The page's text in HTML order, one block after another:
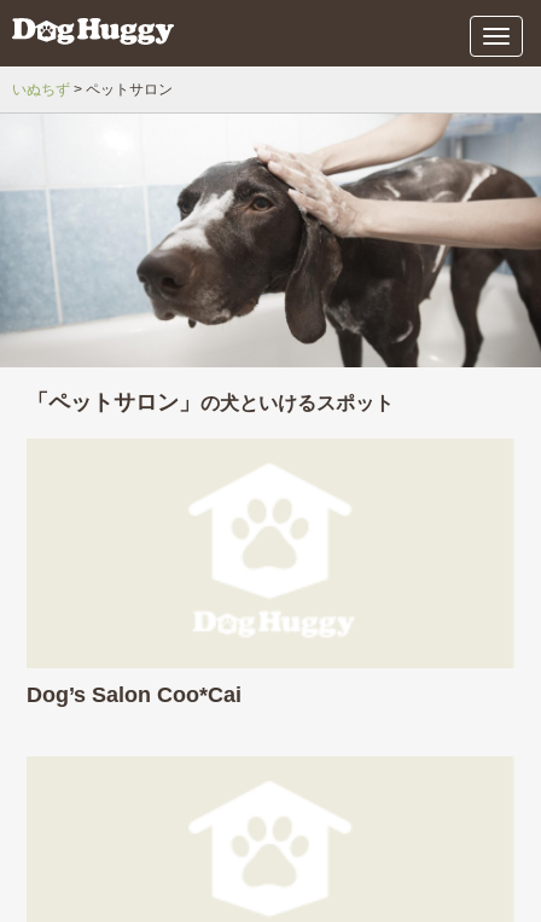
メ
ニ
いぬちず ペットサロン
「ペットサロン」の犬といけるスポット
Dog’s Salon Coo*Cai